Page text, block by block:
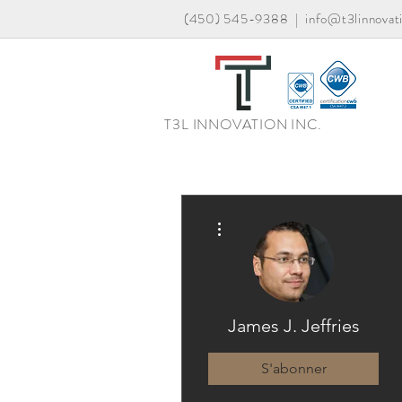
(450) 545-9388 |
T3L INNOVATION INC.
James J. Jeffries
S'abonner